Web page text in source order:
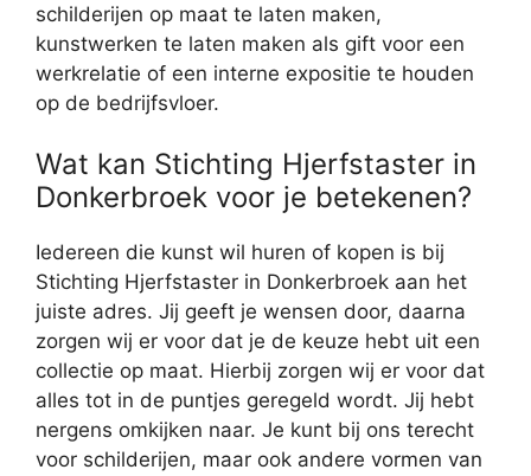
schilderijen op maat te laten maken,
kunstwerken te laten maken als gift voor een
werkrelatie of een interne expositie te houden
op de bedrijfsvloer.
Wat kan Stichting Hjerfstaster in
Donkerbroek voor je betekenen?
Iedereen die kunst wil huren of kopen is bij
Stichting Hjerfstaster in Donkerbroek aan het
juiste adres. Jij geeft je wensen door, daarna
zorgen wij er voor dat je de keuze hebt uit een
collectie op maat. Hierbij zorgen wij er voor dat
alles tot in de puntjes geregeld wordt. Jij hebt
nergens omkijken naar. Je kunt bij ons terecht
voor schilderijen, maar ook andere vormen van